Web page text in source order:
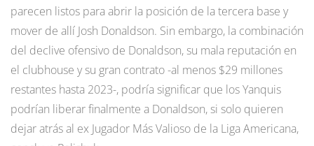
parecen listos para abrir la posición de la tercera base y
mover de allí Josh Donaldson. Sin embargo, la combinación
del declive ofensivo de Donaldson, su mala reputación en
el clubhouse y su gran contrato -al menos $29 millones
restantes hasta 2023-, podría significar que los Yanquis
podrían liberar finalmente a Donaldson, si solo quieren
dejar atrás al ex Jugador Más Valioso de la Liga Americana,